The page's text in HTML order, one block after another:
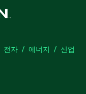
전자 에너지
산업